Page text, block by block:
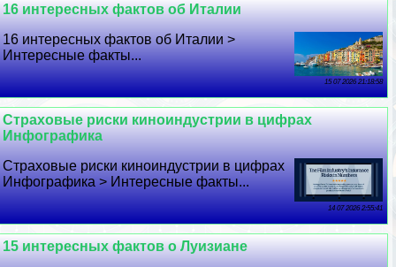
16 интересных фактов об Италии
16 интересных фактов об Италии >
Интересные факты...
15 07 2026 21:18:58
Страховые риски киноиндустрии в цифрах
Инфографика
Страховые риски киноиндустрии в цифрах
Инфографика > Интересные факты...
14 07 2026 2:55:41
15 интересных фактов о Луизиане